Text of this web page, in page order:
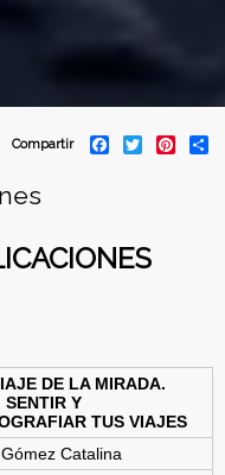
Compartir
o
r
DE LA MIRADA.
SENTIR Y
TUS VIAJES
Catalina